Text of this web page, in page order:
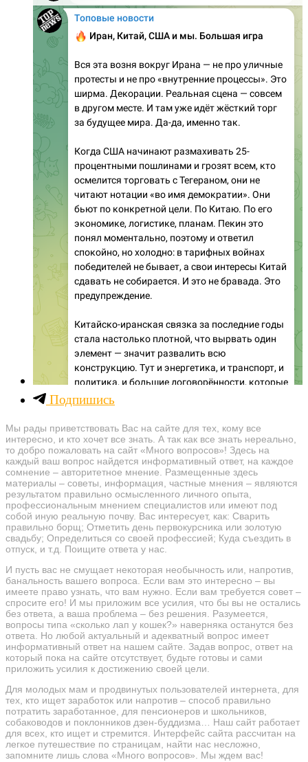
Подпишись
Мы рады приветствовать Вас на сайте для тех, кому все
интересно, и кто хочет все знать. А так как все знать нереально,
то добро пожаловать на сайт «Много вопросов»! Здесь на
каждый ваш вопрос найдется информативный ответ, на каждое
сомнение – авторитетное мнение. Размещенные здесь
материалы – советы, информация, частные мнения – являются
результатом правильно осмысленного личного опыта,
профессиональным мнением специалистов или имеют под
собой иную реальную почву. Вас интересует, как: Сварить
правильно борщ; Отметить день первокурсника или золотую
свадьбу; Определиться со своей профессией; Куда съездить в
отпуск, и т.д. Поищите ответа у нас.
И пусть вас не смущает некоторая необычность или, напротив,
банальность вашего вопроса. Если вам это интересно – вы
имеете право узнать, что вам нужно. Если вам требуется совет –
спросите его! И мы приложим все усилия, что бы вы не остались
без ответа, а ваша проблема – без решения. Разумеется,
вопросы типа «сколько лап у кошек?» наверняка останутся без
ответа. Но любой актуальный и адекватный вопрос имеет
информативный ответ на нашем сайте. Задав вопрос, ответ на
который пока на сайте отсутствует, будьте готовы и сами
приложить усилия к достижению своей цели.
Для молодых мам и продвинутых пользователей интернета, для
тех, кто ищет заработок или напротив – способ правильно
потратить заработанное, для пенсионеров и школьников,
собаководов и поклонников дзен-буддизма… Наш сайт работает
для всех, кто ищет и стремится. Интерфейс сайта рассчитан на
легкое путешествие по страницам, найти нас несложно,
запомните лишь слова «Много вопросов». Мы ждем вас!